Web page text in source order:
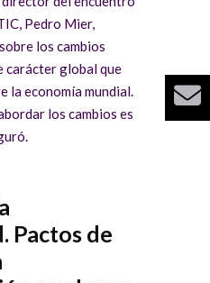
Pedro Mier,
los cambios
carácter global que
la economía mundial.
los cambios es
Pactos de